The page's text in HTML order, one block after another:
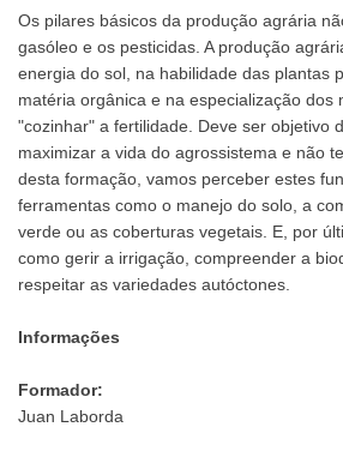
Os pilares básicos da produção agrária
gasóleo e os pesticidas. A produção
energia do sol, na habilidade das plantas
matéria orgânica e na especialização dos
"cozinhar" a fertilidade. Deve ser objetivo
maximizar a vida do agrossistema e não
desta formação, vamos perceber estes
ferramentas como o manejo do solo, a
verde ou as coberturas vegetais. E, por
como gerir a irrigação, compreender a
respeitar as variedades autóctones.
Informações
Formador:
Juan Laborda